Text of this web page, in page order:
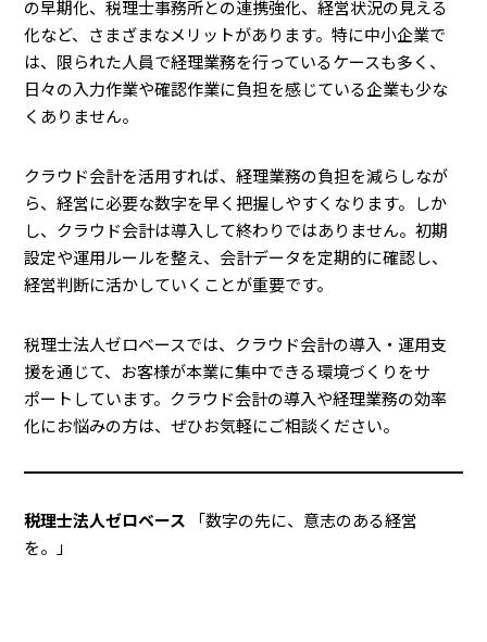
の早期化、税理士事務所との連携強化、経営状況の見える
化など、さまざまなメリットがあります。特に中小企業で
は、限られた人員で経理業務を行っているケースも多く、
日々の入力作業や確認作業に負担を感じている企業も少な
くありません。
クラウド会計を活用すれば、経理業務の負担を減らしなが
ら、経営に必要な数字を早く把握しやすくなります。しか
し、クラウド会計は導入して終わりではありません。初期
設定や運用ルールを整え、会計データを定期的に確認し、
経営判断に活かしていくことが重要です。
税理士法人ゼロベースでは、クラウド会計の導入・運用支
援を通じて、お客様が本業に集中できる環境づくりをサ
ポートしています。クラウド会計の導入や経理業務の効率
化にお悩みの方は、ぜひお気軽にご相談ください。
税理士法人ゼロベース
「数字の先に、意志のある経営
を。」